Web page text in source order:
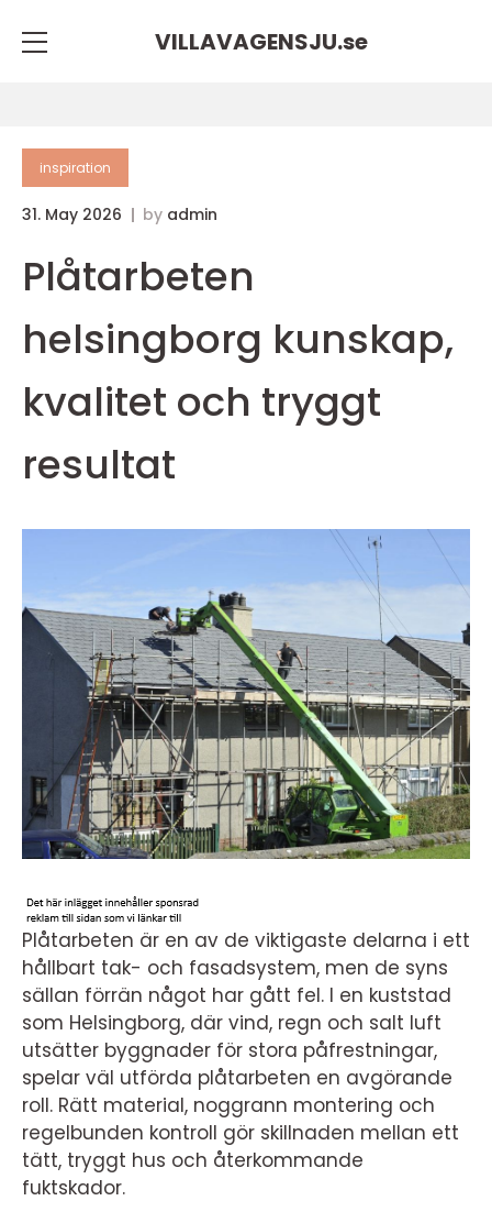
VILLAVAGENSJU.se
inspiration
31. May 2026 by admin
Plåtarbeten
helsingborg kunskap,
kvalitet och tryggt
resultat
Plåtarbeten är en av de viktigaste delarna i ett
hållbart tak- och fasadsystem, men de syns
sällan förrän något har gått fel. I en kuststad
som Helsingborg, där vind, regn och salt luft
utsätter byggnader för stora påfrestningar,
spelar väl utförda plåtarbeten en avgörande
roll. Rätt material, noggrann montering och
regelbunden kontroll gör skillnaden mellan ett
tätt, tryggt hus och återkommande
fuktskador.